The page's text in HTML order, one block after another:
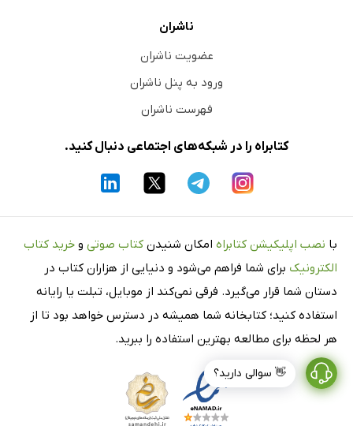
👋 سوالی دارید؟
ناشران
عضویت ناشران
ورود به پنل ناشران
فهرست ناشران
کتابراه را در شبکه‌های اجتماعی دنبال کنید.
با نصب اپلیکیشن کتابراه امکان شنیدن کتاب صوتی و خرید کتاب
الکترونیک برای شما فراهم می‌شود و دنیایی از هزاران کتاب در
دستان شما قرار می‌گیرد. فرقی نمی‌کند از موبایل، تبلت یا رایانه
استفاده کنید؛ کتابخانه شما همیشه در دسترس خواهد بود تا از
هر لحظه برای مطالعه بهترین استفاده را ببرید.